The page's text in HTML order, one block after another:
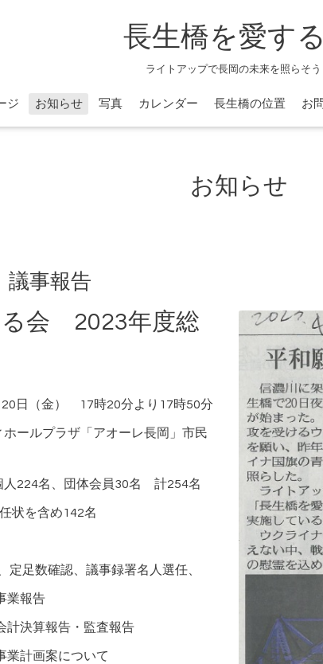
長生橋を愛す
ライトアップで長岡の未来を照らそう
ジ お知らせ 写真 カレンダー 長生橋の位置 お
お知らせ
事報告
る会 2023年度総
日（金） 17時20分より17時50分
ールプラザ「アオーレ長岡」市民
224名、団体会員30名 計254名
含め142名
数確認、議事録署名人選任、
業報告
決算報告・監査報告
計画案について